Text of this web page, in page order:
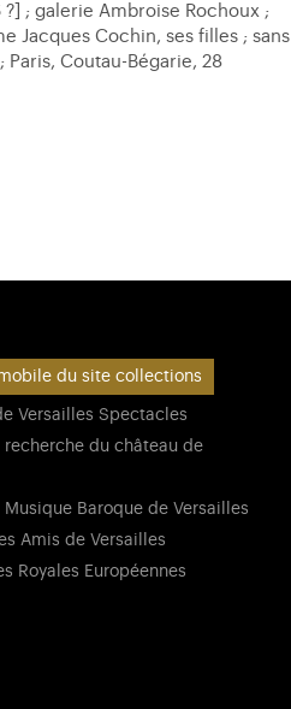
?] ; galerie Ambroise Rochoux ;
Jacques Cochin, ses filles ; sans
Coutau-Bégarie, 28
du site collections
Versailles Spectacles
recherche du château de
Baroque de Versailles
Amis de Versailles
Royales Européennes